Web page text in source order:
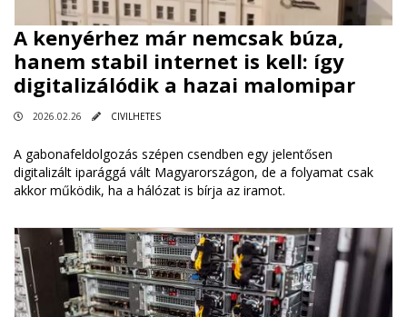
A kenyérhez már nemcsak búza,
hanem stabil internet is kell: így
digitalizálódik a hazai malomipar
2026.02.26 CIVILHETES
A gabonafeldolgozás szépen csendben egy jelentősen
digitalizált iparággá vált Magyarországon, de a folyamat csak
akkor működik, ha a hálózat is bírja az iramot.